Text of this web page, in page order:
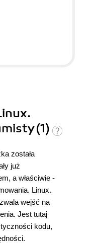
(1)
została
już
a właściwie -
Linux.
wejść na
Jest tutaj
kodu,